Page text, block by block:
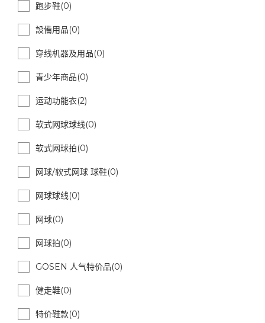
跑步鞋(0)
設備用品(0)
穿线机器及用品(0)
青少年商品(0)
运动功能衣(2)
软式网球球线(0)
软式网球拍(0)
网球/软式网球 球鞋(0)
网球球线(0)
网球(0)
网球拍(0)
GOSEN 人气特价品(0)
健走鞋(0)
特价鞋款(0)